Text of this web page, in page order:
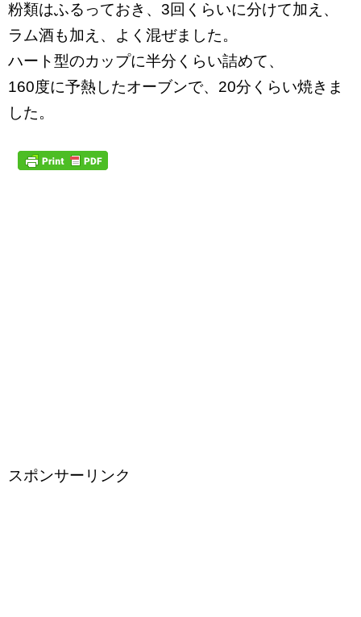
粉類はふるっておき、3回くらいに分けて加え、
ラム酒も加え、よく混ぜました。
ハート型のカップに半分くらい詰めて、
160度に予熱したオーブンで、20分くらい焼きま
した。
スポンサーリンク